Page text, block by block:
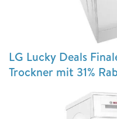
LG Lucky Deals
Trockner mit 31%